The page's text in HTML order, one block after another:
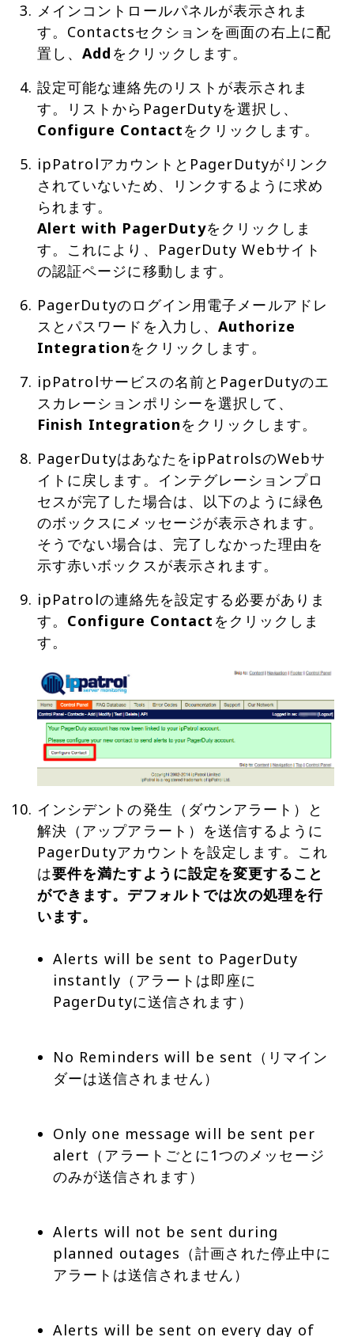
メインコントロールパネルが表示されま
す。Contactsセクションを画面の右上に配
置し、Add をクリックします。
設定可能な連絡先のリストが表示されま
す。リストからPagerDutyを選択し、
Configure Contactをクリックします。
ipPatrolアカウントとPagerDutyがリンク
されていないため、リンクするように求め
Alert with PagerDutyをクリックしま
す。これにより、PagerDuty Webサイト
の認証ページに移動します。
PagerDutyのログイン用電子メールアドレ
スとパスワードを入力し、 Authorize
Integrationをクリックします。
ipPatrolサービスの名前とPagerDutyのエ
スカレーションポリシーを選択して、
Finish Integrationをクリックします。
PagerDutyはあなたをipPatrolsのWebサ
イトに戻します。インテグレーションプロ
セスが完了した場合は、以下のように緑色
のボックスにメッセージが表示されます。
そうでない場合は、完了しなかった理由を
示す赤いボックスが表示されます。
ipPatrolの連絡先を設定する必要がありま
す。 Configure Contact をクリックしま
インシデントの発生（ダウンアラート）と
解決（アップアラート）を送信するように
PagerDutyアカウントを設定します。これ
は要件を満たすように設定を変更すること
ができます。デフォルトでは次の処理を行
います。
Alerts will be sent to PagerDuty
instantly（アラートは即座に
PagerDutyに送信されます）
No Reminders will be sent（リマイン
ダーは送信されません）
Only one message will be sent per
alert（アラートごとに1つのメッセージ
のみが送信されます）
Alerts will not be sent during
planned outages（計画された停止中に
アラートは送信されません）
Alerts will be sent on every day of